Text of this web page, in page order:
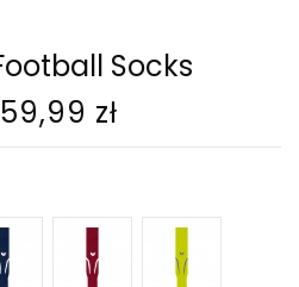
Socks
59,99 zł